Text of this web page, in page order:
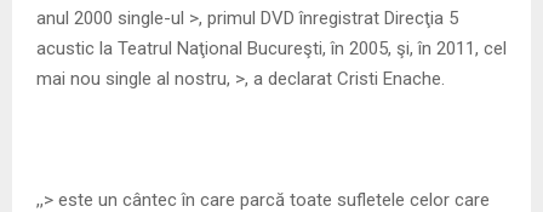
anul 2000 single-ul >, primul DVD înregistrat Direcţia 5
acustic la Teatrul Naţional Bucureşti, în 2005, şi, în 2011, cel
mai nou single al nostru, >, a declarat Cristi Enache.
,,> este un cântec în care parcă toate sufletele celor care